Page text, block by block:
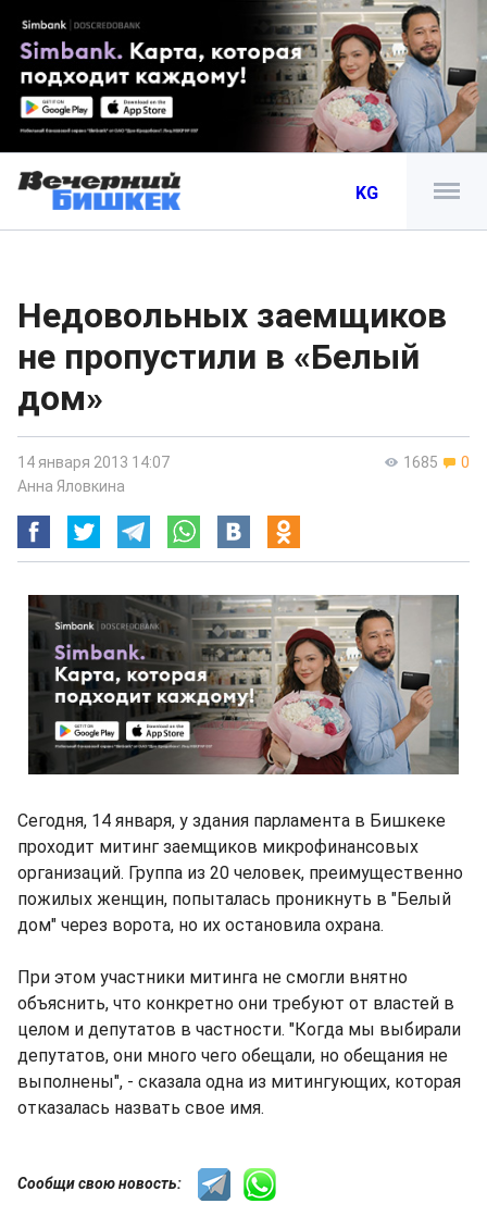
KG
Недовольных заемщиков
не пропустили в «Белый
дом»
1685 0
14 января 2013 14:07
Анна Яловкина
Сегодня, 14 января, у здания парламента в Бишкеке
проходит митинг заемщиков микрофинансовых
организаций. Группа из 20 человек, преимущественно
пожилых женщин, попыталась проникнуть в "Белый
дом" через ворота, но их остановила охрана.
При этом участники митинга не смогли внятно
объяснить, что конкретно они требуют от властей в
целом и депутатов в частности. "Когда мы выбирали
депутатов, они много чего обещали, но обещания не
выполнены", - сказала одна из митингующих, которая
отказалась назвать свое имя.
Сообщи свою новость: